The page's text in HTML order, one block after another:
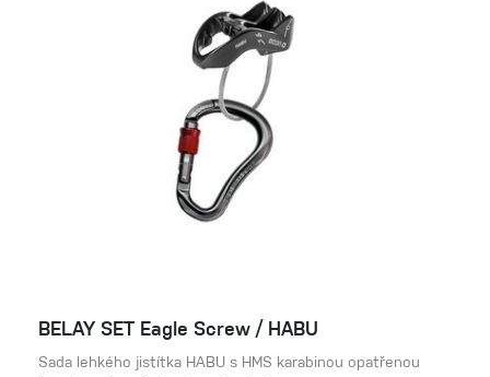
BELAY SET Eagle Screw / HABU
Sada lehkého jistítka HABU s HMS karabinou opatřenou